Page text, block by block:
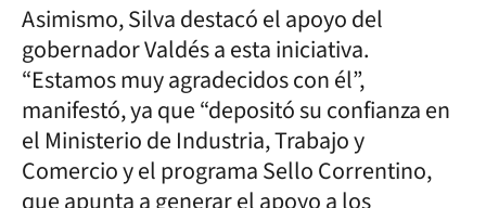
Asimismo, Silva destacó el apoyo del
gobernador Valdés a esta iniciativa.
“Estamos muy agradecidos con él”,
manifestó, ya que “depositó su confianza en
el Ministerio de Industria, Trabajo y
Comercio y el programa Sello Correntino,